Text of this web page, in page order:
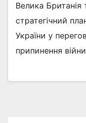
Велика
стратегічний
України у
припинення